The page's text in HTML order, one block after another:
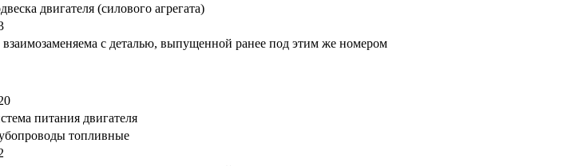
двигателя (силового агрегата)
с деталью, выпущенной ранее под этим же номером
питания двигателя
топливные